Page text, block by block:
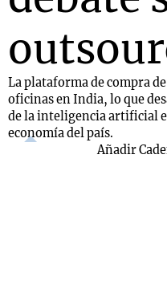
La plataforma de compra
oficinas en India, lo que
de la inteligencia artificial
economía del país.
Añadir